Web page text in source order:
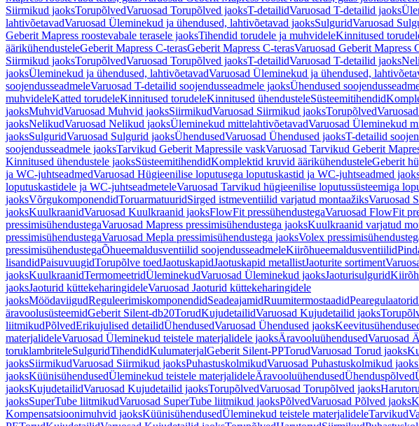
Siirmikud jaoksTorupõlvedVaruosad Torupõlved jaoksT-detailidVaruosad T-detailid jaoks
lahtivõetavadVaruosad Üleminekud ja ühendused, lahtivõetavad jaoksSulguridVaruosad
Geberit Mapress roostevabale terasele jaoksTihendid torudele ja muhvideleKinnitused
äärikühendusteleGeberit Mapress C-terasGeberit Mapress C-terasVaruosad Geberit Mapress
Siirmikud jaoksTorupõlvedVaruosad Torupõlved jaoksT-detailidVaruosad T-detailid jaoks
jaoksÜleminekud ja ühendused, lahtivõetavadVaruosad Üleminekud ja ühendused,
soojendusseadmeleVaruosad T-detailid soojendusseadmele jaoksÜhendused
muhvideleKatted torudeleKinnitused torudeleKinnitused ühendusteleSüsteemitihendid
jaoksMuhvidVaruosad Muhvid jaoksSiirmikudVaruosad Siirmikud jaoksTorupõlved
jaoksNelikudVaruosad Nelikud jaoksÜleminekud mittelahtivõetavadVaruosad Üleminekud
jaoksSulguridVaruosad Sulgurid jaoksÜhendusedVaruosad Ühendused jaoksT-detailid
soojendusseadmele jaoksTarvikud Geberit Mapressile vaskVaruosad Tarvikud Geberit
Kinnitused ühendustele jaoksSüsteemitihendidKomplektid kruvid äärikühendusteleGeberit
ja WC-juhtseadmedVaruosad Hügieenilise loputusega loputuskastid ja WC-juhtseadmed
loputuskastidele ja WC-juhtseadmeteleVaruosad Tarvikud hügieenilise loputussüsteemiga
jaoksVõrgukomponendidToruarmatuuridSirged istmeventiilid varjatud montaažiksVaruosad
jaoksKuulkraanidVaruosad Kuulkraanid jaoksFlowFit pressühendustegaVaruosad FlowFit
pressimisühendustegaVaruosad Mapress pressimisühendustega jaoksKuulkraanid varjatud
pressimisühendustegaVaruosad Mepla pressimisühendustega jaoksVolex
pressimisühendustegaÕhueemaldusventiilid soojendusseadmeleKiirõhueemaldusventiilid
lisandidPaisuvuugidTorupõlve toedJaotuskapidJaotuskapid metallistJaoturite sortiment
jaoksKuulkraanidTermomeetridÜleminekudVaruosad Üleminekud jaoksJaoturisulgurid
jaoksJaoturid küttekeharingideleVaruosad Jaoturid küttekeharingidele
jaoksMöödaviigudReguleerimiskomponendidSeadeajamidRuumitermostaadidPearegulaatorid
äravoolusüsteemidGeberit Silent-db20TorudKujudetailidVaruosad Kujudetailid jaoks
liitmikudPõlvedErikujulised detailidÜhendusedVaruosad Ühendused jaoks
materjalideleVaruosad Üleminekud teistele materjalidele jaoksÄravooluühendusedVaruosad
toruklambriteleSulguridTihendidKulumaterjalGeberit Silent-PPTorudVaruosad Torud jaoks
jaoksSiirmikudVaruosad Siirmikud jaoksPuhastuskolmikudVaruosad Puhastuskolmikud jaoks
jaoksKüünisühendusedÜleminekud teistele materjalideleÄravooluühendusedÜhenduspõlved
jaoksKujudetailidVaruosad Kujudetailid jaoksTorupõlvedVaruosad Torupõlved jaoks
jaoksSuperTube liitmikudVaruosad SuperTube liitmikud jaoksPõlvedVaruosad Põlved jaoks
Kompensatsioonimuhvid jaoksKüünisühendusedÜleminekud teistele materjalideleTarvikud